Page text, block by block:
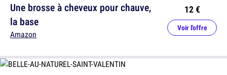
Une brosse à cheveux pour chauve,
la base
Amazon
12 €
Voir l'offre